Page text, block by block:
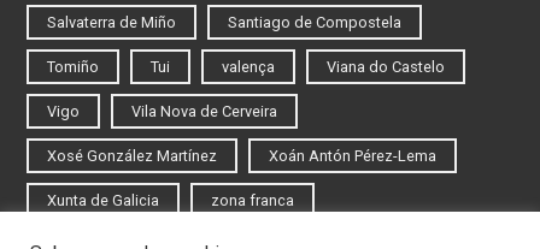
Salvaterra de Miño Santiago de Compostela
Tomiño Tui valença Viana do Castelo
Vigo Vila Nova de Cerveira
Xosé González Martínez Xoán Antón Pérez-Lema
Xunta de Galicia zona franca